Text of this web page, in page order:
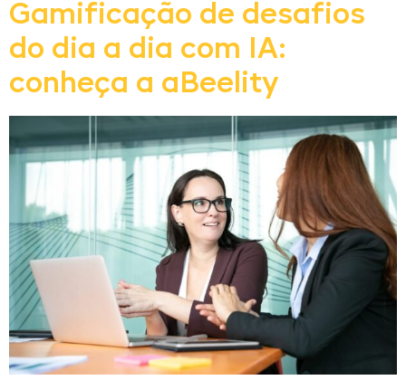
Gamificação de desafios
do dia a dia com IA:
conheça a aBeelity